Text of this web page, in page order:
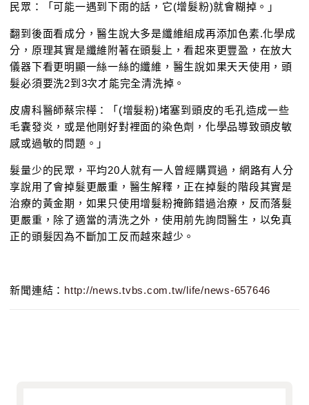
民眾：「可能一遇到下雨的話，它(增髮粉)就會糊掉。」
翻到後面看成分，醫生說大多是纖維組成再添加色素.化學成
分，原理其實是纖維附著在頭髮上，看起來更豐盈，在放大
儀器下看更明顯一絲一絲的纖維，醫生說如果天天使用，頭
髮必須要洗2到3次才能完全清洗掉。
皮膚科醫師蔡宗樺：「(增髮粉)堵塞到頭皮的毛孔造成一些
毛囊發炎，或是他剛好對裡面的染色劑，化學品導致頭皮敏
感或過敏的問題。」
髮量少的民眾，平均20人就有一人曾經購買過，網路有人分
享說用了會掉髮更嚴重，醫生解釋，正在掉髮的階段其實是
治療的黃金期，如果只使用增髮粉掩飾錯過治療，反而落髮
更嚴重，除了適當的清洗之外，使用前先詢問醫生，以免真
正的頭髮因為不斷加工反而越來越少。
新聞連結： http://news.tvbs.com.tw/life/news-657646